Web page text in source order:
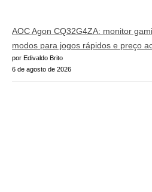
AOC Agon CQ32G4ZA: monitor
modos para jogos rápidos e preço
por Edivaldo Brito
6 de agosto de 2026